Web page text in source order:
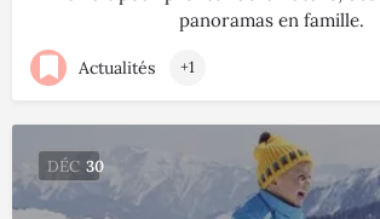
panoramas en famille.
Actualités +1
DÉC 30